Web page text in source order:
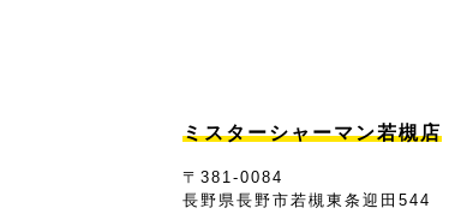
ミスターシャーマン若槻店
〒381-0084
長野県長野市若槻東条迎田544